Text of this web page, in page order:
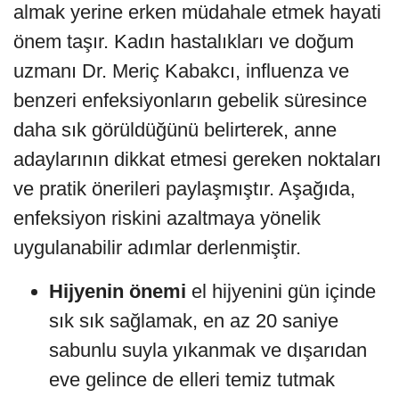
almak yerine erken müdahale etmek hayati
önem taşır. Kadın hastalıkları ve doğum
uzmanı Dr. Meriç Kabakcı, influenza ve
benzeri enfeksiyonların gebelik süresince
daha sık görüldüğünü belirterek, anne
adaylarının dikkat etmesi gereken noktaları
ve pratik önerileri paylaşmıştır. Aşağıda,
enfeksiyon riskini azaltmaya yönelik
uygulanabilir adımlar derlenmiştir.
Hijyenin önemi el hijyenini gün içinde
sık sık sağlamak, en az 20 saniye
sabunlu suyla yıkanmak ve dışarıdan
eve gelince de elleri temiz tutmak